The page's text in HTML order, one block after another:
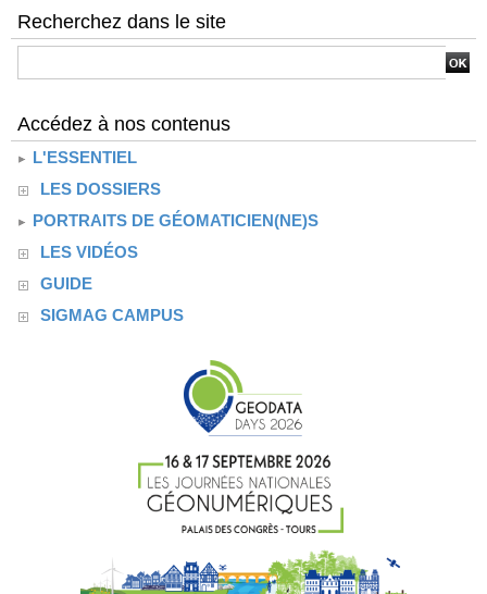
Recherchez dans le site
Accédez à nos contenus
L'ESSENTIEL
LES DOSSIERS
PORTRAITS DE GÉOMATICIEN(NE)S
LES VIDÉOS
GUIDE
SIGMAG CAMPUS